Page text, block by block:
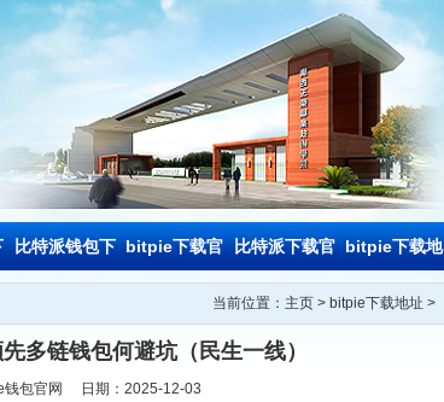
比特派钱包下 bitpie下载官 比特派下载官
网
bitpie下载地
址
当前位置： 主页 > bitpie下载地址 >
多链钱包何避坑（民生一线）
包官网 日期：2025-12-03